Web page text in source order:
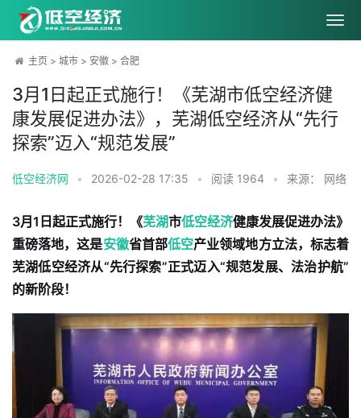
主页 > 城市 > 安徽 > 合肥
3月1日起正式施行！《芜湖市低空经济健
康发展促进办法》，芜湖低空经济从“先行
探索”迈入“规范发展”
低空经济网 • 2026-02-28 17:35 • 阅读 1964 • 来源： 网络
3月1日起正式施行！《芜湖市低空经济健康发展促进办法》
重磅落地，这是安徽省首部低空产业领域地方立法，标志着
芜湖低空经济从“先行探索”正式迈入“规范发展、法治护航”
的新阶段！